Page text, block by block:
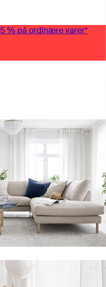
% på ordinære varer*